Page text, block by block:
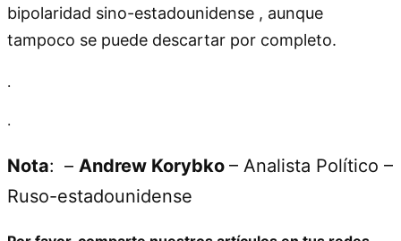
bipolaridad sino-estadounidense , aunque
tampoco se puede descartar por completo.
.
.
Nota: – Andrew Korybko – Analista Político –
Ruso-estadounidense